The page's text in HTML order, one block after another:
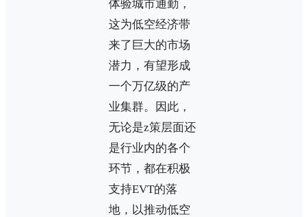
体验城市通勤，
这为低空经济带
来了巨大的市场
潜力，有望形成
一个万亿级的产
业集群。因此，
无论是z策层面还
是行业内的各个
环节，都在积极
支持EVT的落
地，以推动低空